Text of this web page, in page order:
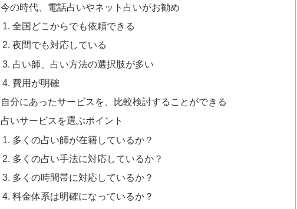
今の時代、電話占いやネット占いがお勧め
全国どこからでも依頼できる
夜間でも対応している
占い師、占い方法の選択肢が多い
費用が明確
自分にあったサービスを、比較検討することができる
占いサービスを選ぶポイント
多くの占い師が在籍しているか？
多くの占い手法に対応しているか？
多くの時間帯に対応しているか？
料金体系は明確になっているか？